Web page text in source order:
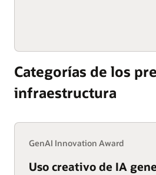
Categorías de los
infraestructura
GenAI Innovation Award
Uso creativo de IA